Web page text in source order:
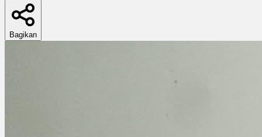
Bagikan